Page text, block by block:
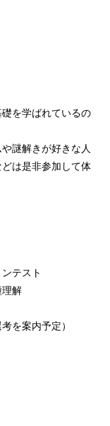
を学ばれているの
謎解きが好きな人
どは是非参加して体
テスト
理解
を案内予定）